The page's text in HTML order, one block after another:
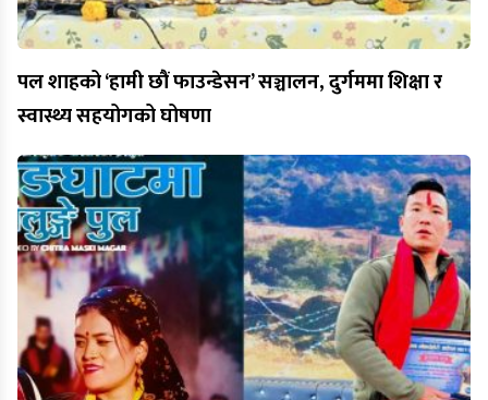
पल शाहको ‘हामी छौं फाउन्डेसन’ सञ्चालन, दुर्गममा शिक्षा र
स्वास्थ्य सहयोगको घोषणा